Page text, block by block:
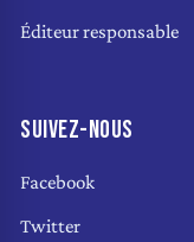
Éditeur responsable
SUIVEZ-NOUS
Facebook
Twitter